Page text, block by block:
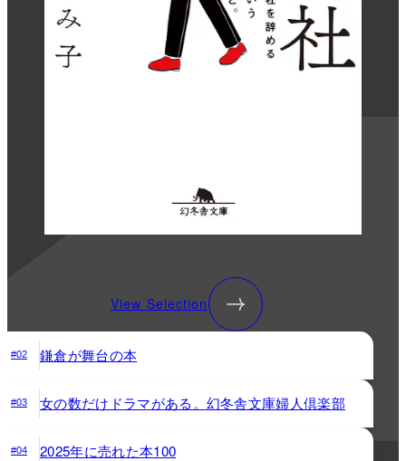
View Selection
#02 鎌倉が舞台の本
#03 女の数だけドラマがある。幻冬舎文庫婦人倶楽部
#04 2025年に売れた本100